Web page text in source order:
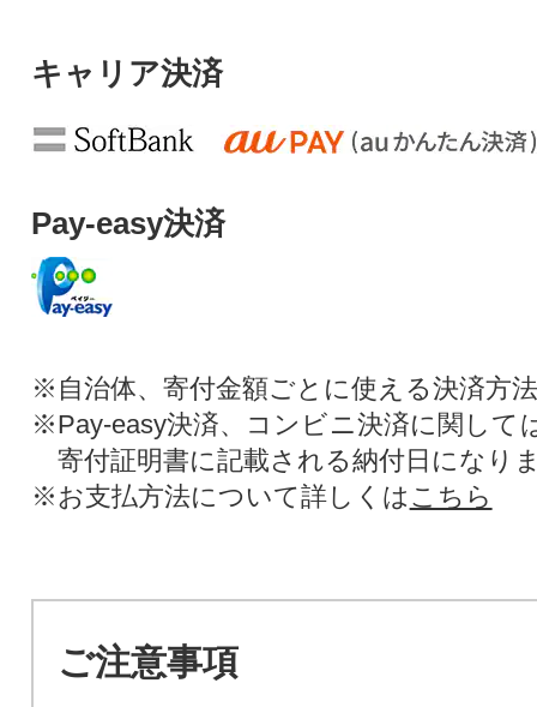
キャリア決済
Pay-easy決済
※自治体、寄付金額ごとに使える決済方
※Pay-easy決済、コンビニ決済に関して
寄付証明書に記載される納付日になり
※お支払方法について詳しくは こちら
ご注意事項